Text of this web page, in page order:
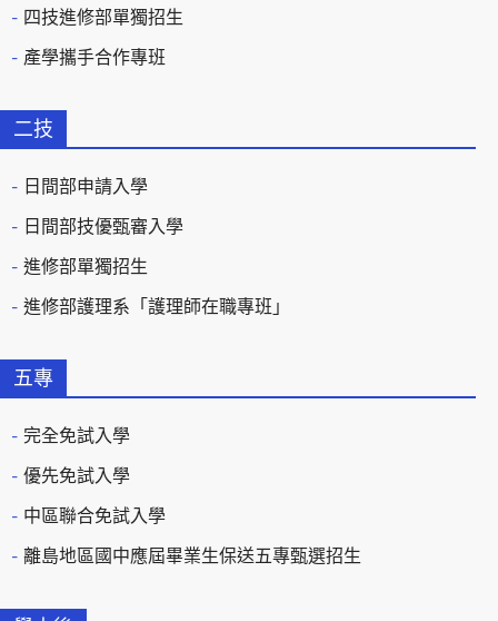
四技進修部單獨招生
產學攜手合作專班
二技
日間部申請入學
日間部技優甄審入學
進修部單獨招生
進修部護理系「護理師在職專班」
五專
完全免試入學
優先免試入學
中區聯合免試入學
離島地區國中應屆畢業生保送五專甄選招生